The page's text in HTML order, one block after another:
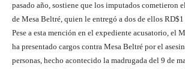
pasado año, sostiene que los imputados cometieron
de Mesa Beltré, quien le entregó a dos de ellos
Pese a esta mención en el expediente acusatorio, el
ha presentado cargos contra Mesa Beltré por el
personas, hecho acontecido la madrugada del 9 de